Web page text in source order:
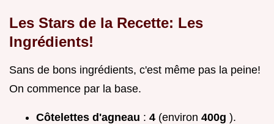
Les Stars de la Recette: Les
Ingrédients!
Sans de bons ingrédients, c'est même pas la peine!
On commence par la base.
Côtelettes d'agneau : 4 (environ 400g ).